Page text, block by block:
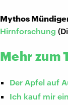
Mythos
Hirnforschung
Mehr zum
Der Apfel auf
Ich kauf mir